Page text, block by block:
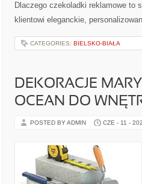
Dlaczego czekoladki reklamowe to
klientowi eleganckie,
CATEGORIES: BIELSKO-BIAŁA
DEKORACJE
OCEAN DO
POSTED BY ADMIN CZE - 11 -